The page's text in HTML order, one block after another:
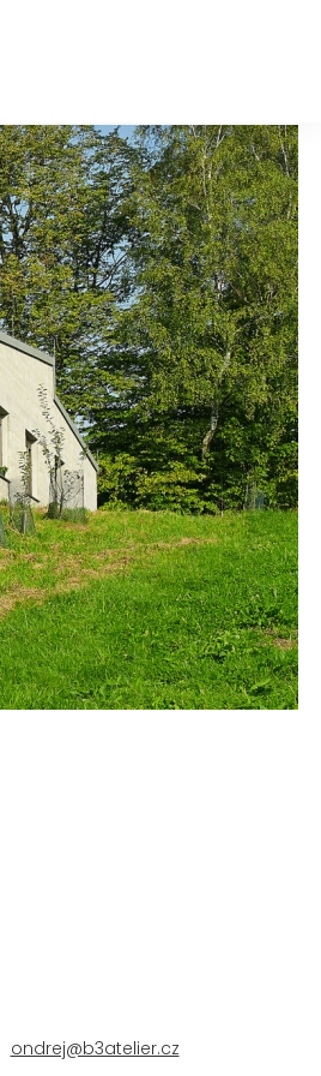
ondrej@b3atelier.cz